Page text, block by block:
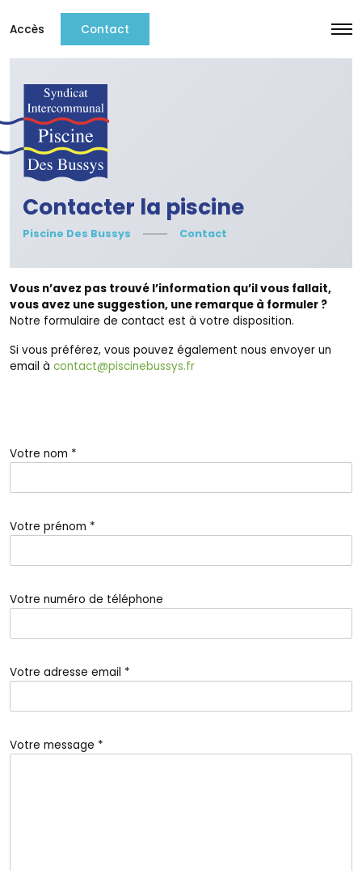
Accès Contact
Contacter la piscine
Piscine Des Bussys Contact
Vous n’avez pas trouvé l’information qu’il vous fallait,
vous avez une suggestion, une remarque à formuler ?
Notre formulaire de contact est à votre disposition.
Si vous préférez, vous pouvez également nous envoyer un
email à contact@piscinebussys.fr
Votre nom *
Votre prénom *
Votre numéro de téléphone
Votre adresse email *
Votre message *